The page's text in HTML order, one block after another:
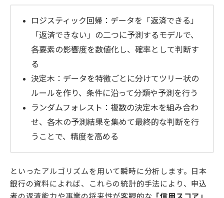
ロジスティック回帰：データを「返済できる」
「返済できない」の二つに予測するモデルで、
各要素の影響度を数値化し、確率として判断す
る
決定木：データを特徴ごとに分けてツリー状の
ルールを作り、条件に沿って分類や予測を行う
ランダムフォレスト：複数の決定木を組み合わ
せ、各木の予測結果を集めて最終的な判断を行
うことで、精度を高める
といったアルゴリズムを用いて瞬時に分析します。日本
銀行の資料によれば、これらの統計的手法により、申込
者の返済能力や事業の将来性が客観的な 「信用スコア」